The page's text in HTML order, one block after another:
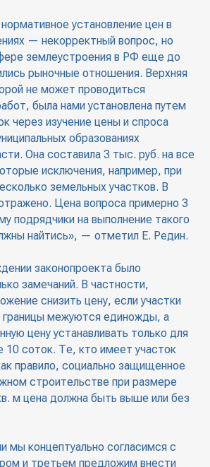
установление цен в
— некорректный вопрос, но
землеустроения в РФ еще до
рыночные отношения. Верхняя
не может проводиться
была нами установлена путем
через изучение цены и спроса
образованиях
Она составила 3 тыс. руб. на все
исключения, например, при
земельных участков. В
Цена вопроса примерно 3
подрядчики на выполнение такого
найтись», — отметил Е. Редин.
законопроекта было
замечаний. В частности,
снизить цену, если участки
межуются единожды, а
цену устанавливать только для
10 соток. Те, кто имеет участок
правило, социально защищенное
строительстве при размере
м цена должна быть выше или без
мы концептуально согласимся с
и третьем предложим внести